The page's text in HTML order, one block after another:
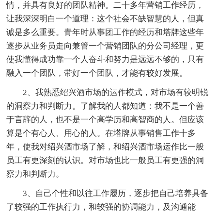
情，并具有良好的团队精神。二十多年营销工作经历，
让我深深明白一个道理：这个社会不缺智慧的人，但真
诚是多么重要。青年时从事团工作的经历和塔牌这些年
逐步从业务员走向兼管一个营销团队的分公司经理，更
使我懂得成功靠一个人奋斗和努力是远远不够的，只有
融入一个团队，带好一个团队，才能有较好发展。
2、我熟悉绍兴酒市场的运作模式，对市场有较明锐
的洞察力和判断力。了解我的人都知道：我不是一个善
于言辞的人，也不是一个高学历和高智商的人。但应该
算是个有心人、用心的人。在塔牌从事销售工作十多
年，使我对绍兴酒市场了解，和绍兴酒市场运作比一般
员工有更深刻的认识。对市场也比一般员工有更强的洞
察力和判断力。
3、自己个性和以往工作履历，逐步把自己培养具备
了较强的工作执行力，和较强的协调能力，及沟通能